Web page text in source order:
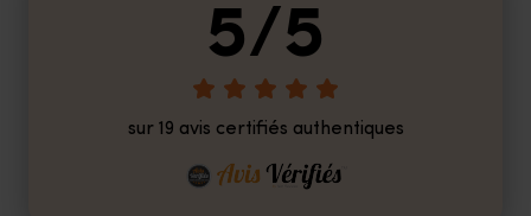
5/5
sur 19 avis certifiés authentiques